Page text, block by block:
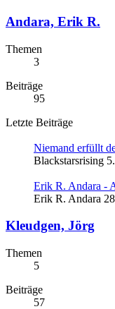
Andara, Erik R.
Themen
3
Beiträge
95
Letzte Beiträge
Niemand erfüllt
Blackstarsrising
Erik R. Andara -
Erik R. Andara
Kleudgen, Jörg
Themen
5
Beiträge
57